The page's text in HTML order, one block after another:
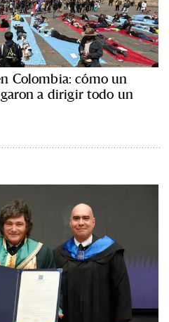
Colombia: cómo un
a dirigir todo un